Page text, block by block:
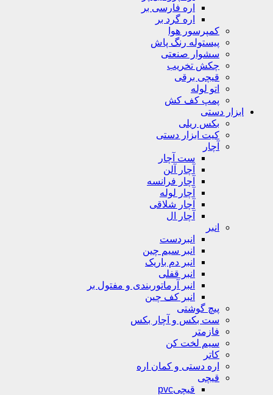
اره فارسی بر
اره گرد بر
کمپرسور هوا
پیستوله رنگ پاش
سشوار صنعتی
چکش تخریب
قیچی برقی
اتو لوله
پمپ کف کش
ابزار دستی
بکس ریلی
کیت ابزار دستی
آچار
ست آچار
آچار آلن
آچار فرانسه
آچار لوله
آچار شلاقی
آچار ال
انبر
انبردست
انبر سیم چین
انبر دم باریک
انبر قفلی
انبر آرماتوربندی و مفتول بر
انبر کف چین
پیچ گوشتی
ست بکس و آچار بکس
فازمتر
سیم لخت کن
کاتر
اره دستی و کمان اره
قیچی
قیچیpvc